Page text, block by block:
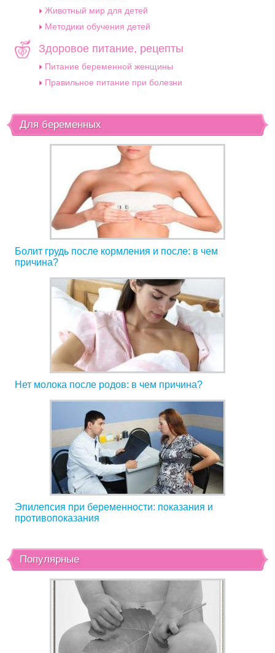
Животный мир для детей
Методики обучения детей
Здоровое питание, рецепты
Питание беременной женщины
Правильное питание при болезни
Для беременных
Болит грудь после кормления и после: в чем
причина?
Нет молока после родов: в чем причина?
Эпилепсия при беременности: показания и
противопоказания
Популярные